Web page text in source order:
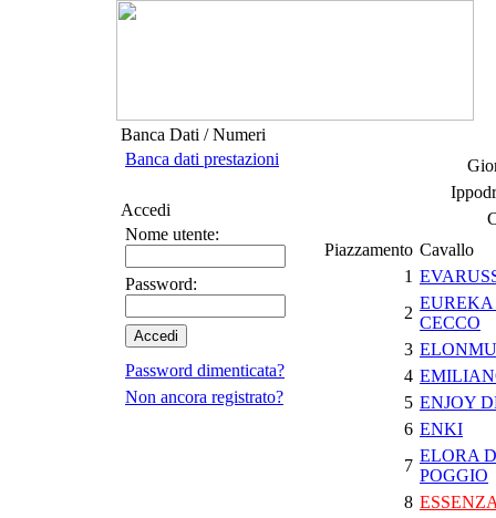
Banca Dati / Numeri
Banca dati prestazioni
Accedi
Nome utente:
Password:
Password dimenticata?
Non ancora registrato?
Piazzamento Cavallo
1
2
CECCO
3
4
5 ENJOY
6 ENKI
7
ELORA
POGGIO
8